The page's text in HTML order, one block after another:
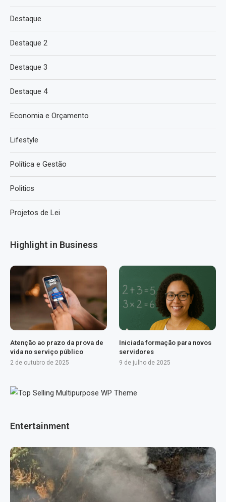
Destaque
Destaque 2
Destaque 3
Destaque 4
Economia e Orçamento
Lifestyle
Política e Gestão
Politics
Projetos de Lei
Highlight in Business
Atenção ao prazo da prova de
vida no serviço público
2 de outubro de 2025
Iniciada formação para novos
servidores
9 de julho de 2025
Entertainment